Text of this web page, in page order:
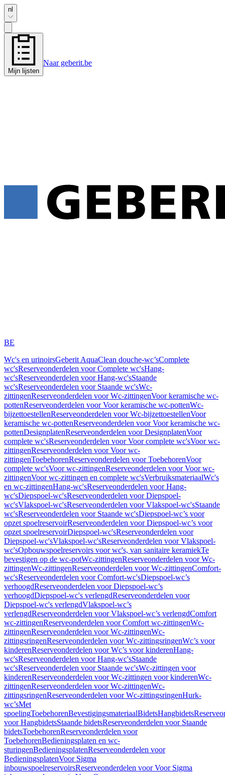
nl
Mijn lijsten
Naar geberit.be
BE
Wc's en urinoirsGeberit AquaClean douche-wc’sComplete
wc'sReserveonderdelen voor Complete wc'sHang-
wc'sReserveonderdelen voor Hang-wc'sStaande
wc'sReserveonderdelen voor Staande wc'sWc-
zittingenReserveonderdelen voor Wc-zittingenVoor keramische wc-
pottenReserveonderdelen voor Voor keramische wc-pottenWc-
bijzettoestellenReserveonderdelen voor Wc-bijzettoestellenVoor
keramische wc-pottenReserveonderdelen voor Voor keramische wc-
pottenDesignplatenReserveonderdelen voor DesignplatenVoor
complete wc'sReserveonderdelen voor Voor complete wc'sVoor wc-
zittingenReserveonderdelen voor Voor wc-
zittingenToebehorenReserveonderdelen voor ToebehorenVoor
complete wc'sVoor wc-zittingenReserveonderdelen voor Voor wc-
zittingenVoor wc-zittingen en complete wc'sVerbruiksmateriaalWc's
en wc-zittingenHang-wc'sReserveonderdelen voor Hang-
wc'sDiepspoel-wc'sReserveonderdelen voor Diepspoel-
wc'sVlakspoel-wc'sReserveonderdelen voor Vlakspoel-wc'sStaande
wc'sReserveonderdelen voor Staande wc'sDiepspoel-wc’s voor
opzet spoelreservoirReserveonderdelen voor Diepspoel-wc’s voor
opzet spoelreservoirDiepspoel-wc'sReserveonderdelen voor
Diepspoel-wc'sVlakspoel-wc'sReserveonderdelen voor Vlakspoel-
wc'sOpbouwspoelreservoirs voor wc's, van sanitaire keramiekTe
bevestigen op de wc-potWc-zittingenReserveonderdelen voor Wc-
zittingenWc-zittingenReserveonderdelen voor Wc-zittingenComfort-
wc'sReserveonderdelen voor Comfort-wc'sDiepspoel-wc’s
verhoogdReserveonderdelen voor Diepspoel-wc’s
verhoogdDiepspoel-wc's verlengdReserveonderdelen voor
Diepspoel-wc's verlengdVlakspoel-wc’s
verlengdReserveonderdelen voor Vlakspoel-wc’s verlengdComfort
wc-zittingenReserveonderdelen voor Comfort wc-zittingenWc-
zittingenReserveonderdelen voor Wc-zittingenWc-
zittingsringenReserveonderdelen voor Wc-zittingsringenWc’s voor
kinderenReserveonderdelen voor Wc’s voor kinderenHang-
wc'sReserveonderdelen voor Hang-wc'sStaande
wc'sReserveonderdelen voor Staande wc'sWc-zittingen voor
kinderenReserveonderdelen voor Wc-zittingen voor kinderenWc-
zittingenReserveonderdelen voor Wc-zittingenWc-
zittingsringenReserveonderdelen voor Wc-zittingsringenHurk-
wc’sMet
spoelingToebehorenBevestigingsmateriaalBidetsHangbidets
voor HangbidetsStaande bidetsReserveonderdelen voor Staande
bidetsToebehorenReserveonderdelen voor
ToebehorenBedieningsplaten en wc-
sturingenBedieningsplatenReserveonderdelen voor
BedieningsplatenVoor Sigma
inbouwspoelreservoirsReserveonderdelen voor Voor Sigma